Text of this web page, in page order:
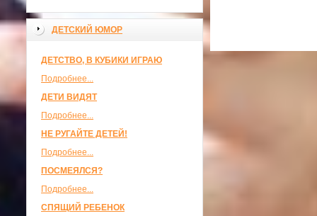
ДЕТСКИЙ ЮМОР
ДЕТСТВО, В КУБИКИ ИГРАЮ
Подробнее...
ДЕТИ ВИДЯТ
Подробнее...
НЕ РУГАЙТЕ ДЕТЕЙ!
Подробнее...
ПОСМЕЯЛСЯ?
Подробнее...
СПЯЩИЙ РЕБЕНОК